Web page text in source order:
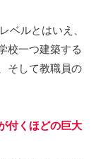
ルとはいえ、
校一つ建築する
そして教職員の
付くほどの巨大